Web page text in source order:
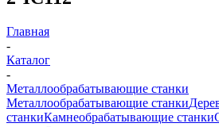
Главная
-
Каталог
-
Металлообрабатывающие станки
Металлообрабатывающие станки
станкиКамнеобрабатывающие станки